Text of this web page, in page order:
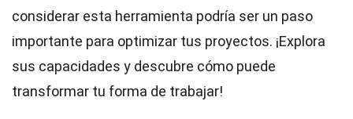
considerar esta herramienta podría ser un paso
importante para optimizar tus proyectos. ¡Explora
sus capacidades y descubre cómo puede
transformar tu forma de trabajar!